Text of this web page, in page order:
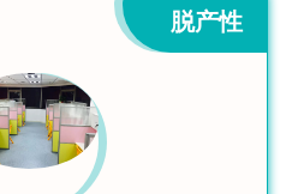
脱产性